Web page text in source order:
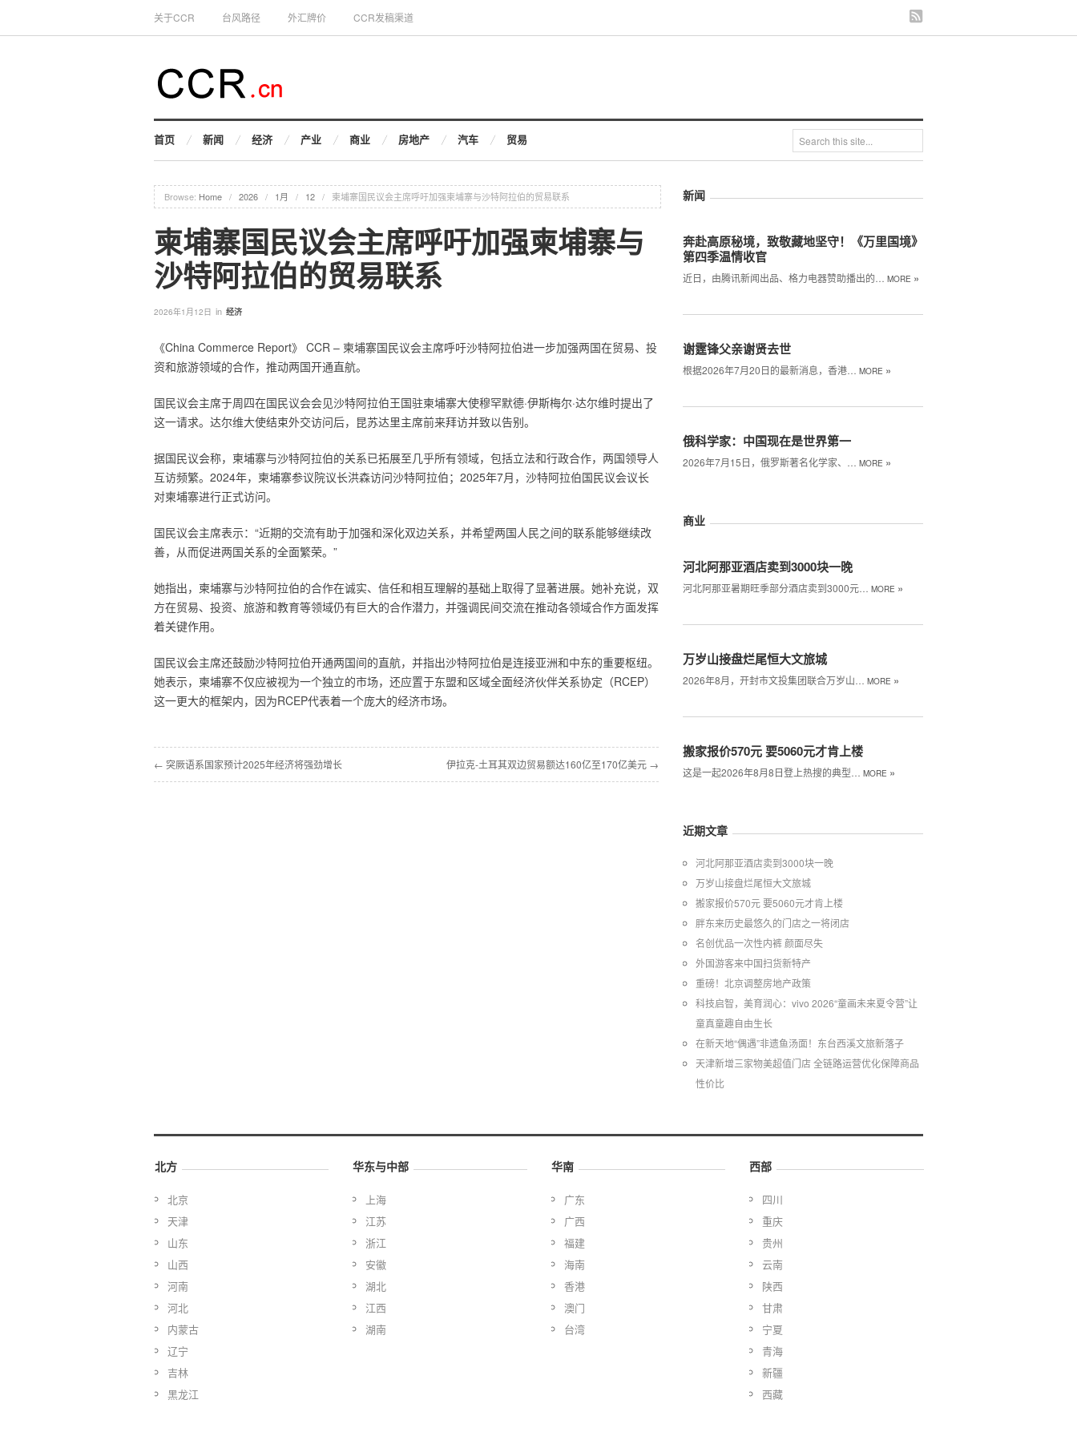
关于CCR 台风路径 外汇牌价 CCR发稿渠道
首页 新闻 经济 产业 商业 房地产 汽车 贸易
Browse: Home / 2026 / 1月 / 12 / 柬埔寨国民议会主席呼吁加强柬埔寨与沙特阿拉伯的贸易联系
柬埔寨国民议会主席呼吁加强柬埔寨与
沙特阿拉伯的贸易联系
2026年1月12日 in 经济
《China Commerce Report》 CCR – 柬埔寨国民议会主席呼吁沙特阿拉伯进一步加强两国在贸易、投
资和旅游领域的合作，推动两国开通直航。
国民议会主席于周四在国民议会会见沙特阿拉伯王国驻柬埔寨大使穆罕默德·伊斯梅尔·达尔维时提出了
这一请求。达尔维大使结束外交访问后，昆苏达里主席前来拜访并致以告别。
据国民议会称，柬埔寨与沙特阿拉伯的关系已拓展至几乎所有领域，包括立法和行政合作，两国领导人
互访频繁。2024年，柬埔寨参议院议长洪森访问沙特阿拉伯；2025年7月，沙特阿拉伯国民议会议长
对柬埔寨进行正式访问。
国民议会主席表示：“近期的交流有助于加强和深化双边关系，并希望两国人民之间的联系能够继续改
善，从而促进两国关系的全面繁荣。”
她指出，柬埔寨与沙特阿拉伯的合作在诚实、信任和相互理解的基础上取得了显著进展。她补充说，双
方在贸易、投资、旅游和教育等领域仍有巨大的合作潜力，并强调民间交流在推动各领域合作方面发挥
着关键作用。
国民议会主席还鼓励沙特阿拉伯开通两国间的直航，并指出沙特阿拉伯是连接亚洲和中东的重要枢纽。
她表示，柬埔寨不仅应被视为一个独立的市场，还应置于东盟和区域全面经济伙伴关系协定（RCEP）
这一更大的框架内，因为RCEP代表着一个庞大的经济市场。
← 突厥语系国家预计2025年经济将强劲增长 伊拉克-土耳其双边贸易额达160亿至170亿美元 →
新闻
奔赴高原秘境，致敬藏地坚守！《万里国境》
第四季温情收官
近日，由腾讯新闻出品、格力电器赞助播出的… MORE »
谢霆锋父亲谢贤去世
根据2026年7月20日的最新消息，香港… MORE »
俄科学家：中国现在是世界第一
2026年7月15日，俄罗斯著名化学家、… MORE »
商业
河北阿那亚酒店卖到3000块一晚
河北阿那亚暑期旺季部分酒店卖到3000元… MORE »
万岁山接盘烂尾恒大文旅城
2026年8月，开封市文投集团联合万岁山… MORE »
搬家报价570元 要5060元才肯上楼
这是一起2026年8月8日登上热搜的典型… MORE »
近期文章
河北阿那亚酒店卖到3000块一晚
万岁山接盘烂尾恒大文旅城
搬家报价570元 要5060元才肯上楼
胖东来历史最悠久的门店之一将闭店
名创优品一次性内裤 颜面尽失
外国游客来中国扫货新特产
重磅！北京调整房地产政策
科技启智，美育润心：vivo 2026“童画未来夏令营”让
童真童趣自由生长
在新天地“偶遇”非遗鱼汤面！东台西溪文旅新落子
天津新增三家物美超值门店 全链路运营优化保障商品
性价比
北方
北京
天津
山东
山西
河南
河北
内蒙古
辽宁
吉林
黑龙江
华东与中部
上海
江苏
浙江
安徽
湖北
江西
湖南
华南
广东
广西
福建
海南
香港
澳门
台湾
西部
四川
重庆
贵州
云南
陕西
甘肃
宁夏
青海
新疆
西藏